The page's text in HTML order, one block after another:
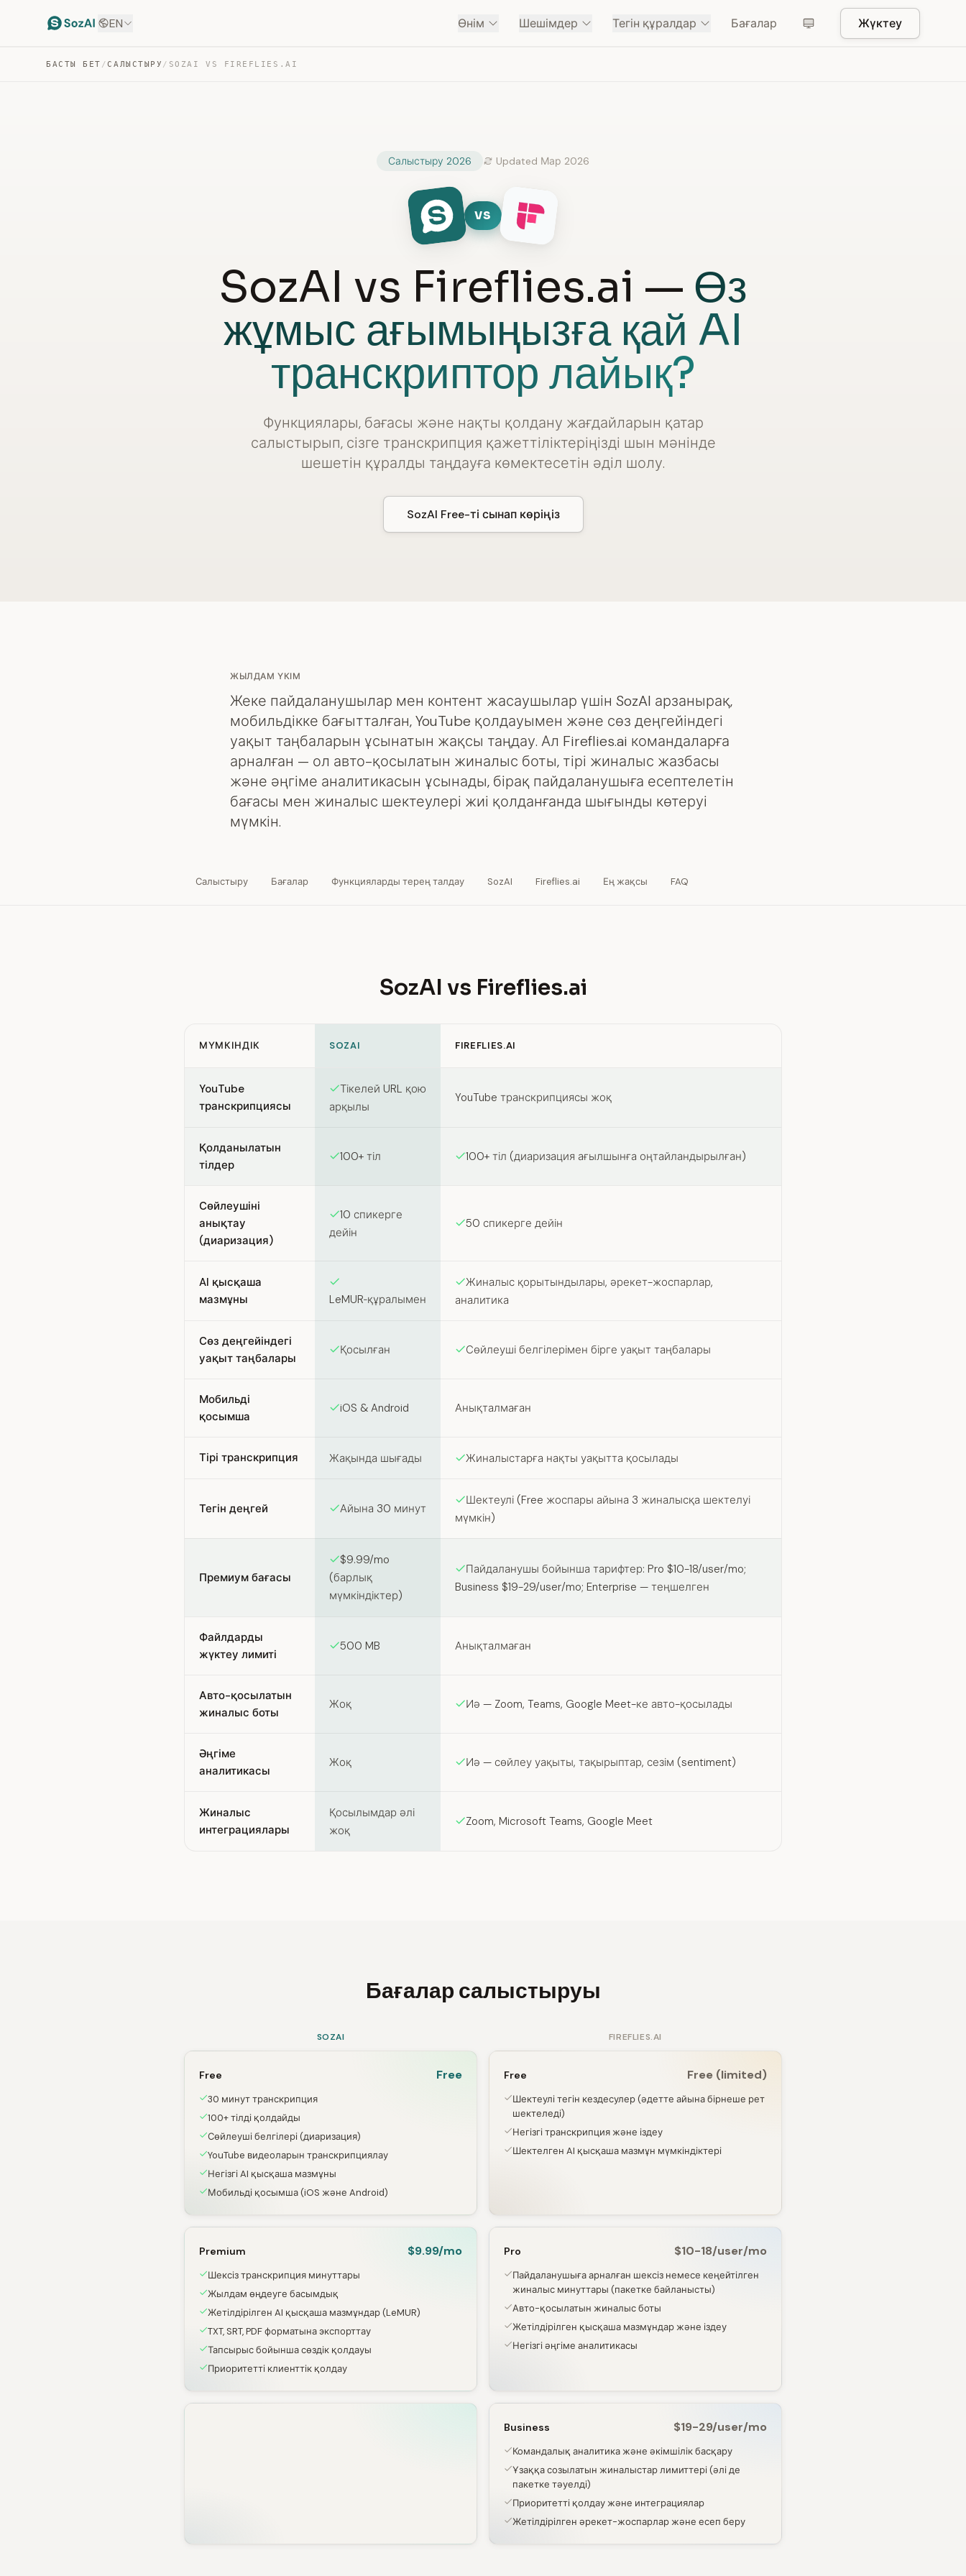
EN Өнім Шешімдер Тегін құралдар Бағалар Жүктеу
БАСТЫ БЕТ /САЛЫСТЫРУ / SOZAI VS FIREFLIES.AI
Салыстыру 2026 Updated Мар 2026
VS
SozAI vs Fireflies.ai — Өз
жұмыс ағымыңызға қай AI
транскриптор лайық?
Функциялары, бағасы және нақты қолдану жағдайларын қатар
салыстырып, сізге транскрипция қажеттіліктеріңізді шын мәнінде
шешетін құралды таңдауға көмектесетін әділ шолу.
SozAI Free-ті сынап көріңіз
ЖЫЛДАМ ҮКІМ
Жеке пайдаланушылар мен контент жасаушылар үшін SozAI арзанырақ,
мобильдікке бағытталған, YouTube қолдауымен және сөз деңгейіндегі
уақыт таңбаларын ұсынатын жақсы таңдау. Ал Fireflies.ai командаларға
арналған — ол авто-қосылатын жиналыс боты, тірі жиналыс жазбасы
және әңгіме аналитикасын ұсынады, бірақ пайдаланушыға есептелетін
бағасы мен жиналыс шектеулері жиі қолданғанда шығынды көтеруі
мүмкін.
Салыстыру Бағалар Функцияларды терең талдау SozAI Fireflies.ai Ең жақсы FAQ
SozAI vs Fireflies.ai
МҮМКІНДІК SOZAI FIREFLIES.AI
YouTube
транскрипциясы
Тікелей URL қою
арқылы
YouTube транскрипциясы жоқ
Қолданылатын
тілдер
100+ тіл 100+ тіл (диаризация ағылшынға оңтайландырылған)
Сөйлеушіні
анықтау
(диаризация)
10 спикерге
дейін
50 спикерге дейін
AI қысқаша
мазмұны
LeMUR‑құралымен
Жиналыс қорытындылары, әрекет-жоспарлар,
аналитика
Сөз деңгейіндегі
уақыт таңбалары
Қосылған Сөйлеуші белгілерімен бірге уақыт таңбалары
Мобильді
қосымша
iOS & Android Анықталмаған
Тірі транскрипция Жақында шығады Жиналыстарға нақты уақытта қосылады
Тегін деңгей Айына 30 минут
Шектеулі (Free жоспары айына 3 жиналысқа шектелуі
мүмкін)
Премиум бағасы
$9.99/mo
(барлық
мүмкіндіктер)
Пайдаланушы бойынша тарифтер: Pro $10-18/user/mo;
Business $19-29/user/mo; Enterprise — теңшелген
Файлдарды
жүктеу лимиті
500 MB Анықталмаған
Авто-қосылатын
жиналыс боты
Жоқ Иә — Zoom, Teams, Google Meet-ке авто-қосылады
Әңгіме
аналитикасы
Жоқ Иә — сөйлеу уақыты, тақырыптар, сезім (sentiment)
Жиналыс
интеграциялары
Қосылымдар әлі
жоқ
Zoom, Microsoft Teams, Google Meet
Бағалар салыстыруы
SOZAI FIREFLIES.AI
Free Free
30 минут транскрипция
100+ тілді қолдайды
Сөйлеуші белгілері (диаризация)
YouTube видеоларын транскрипциялау
Негізгі AI қысқаша мазмұны
Мобильді қосымша (iOS және Android)
Free Free (limited)
Шектеулі тегін кездесулер (әдетте айына бірнеше рет
шектеледі)
Негізгі транскрипция және іздеу
Шектелген AI қысқаша мазмұн мүмкіндіктері
Premium $9.99/mo
Шексіз транскрипция минуттары
Жылдам өңдеуге басымдық
Жетілдірілген AI қысқаша мазмұндар (LeMUR)
TXT, SRT, PDF форматына экспорттау
Тапсырыс бойынша сөздік қолдауы
Приоритетті клиенттік қолдау
Pro $10-18/user/mo
Пайдаланушыға арналған шексіз немесе кеңейтілген
жиналыс минуттары (пакетке байланысты)
Авто-қосылатын жиналыс боты
Жетілдірілген қысқаша мазмұндар және іздеу
Негізгі әңгіме аналитикасы
Business $19-29/user/mo
Командалық аналитика және әкімшілік басқару
Ұзаққа созылатын жиналыстар лимиттері (әлі де
пакетке тәуелді)
Приоритетті қолдау және интеграциялар
Жетілдірілген әрекет-жоспарлар және есеп беру